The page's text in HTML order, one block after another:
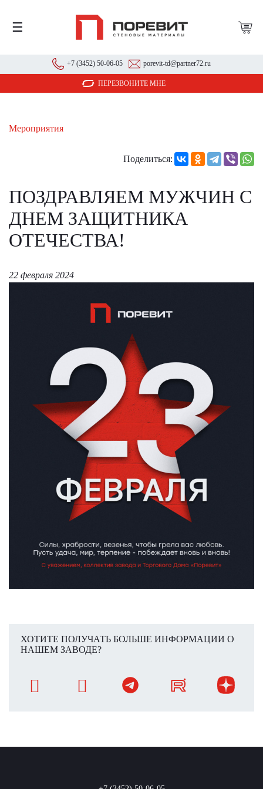
☰
+7 (3452) 50-06-05 porevit-td@partner72.ru
ПЕРЕЗВОНИТЕ МНЕ
Мероприятия
Поделиться:
ПОЗДРАВЛЯЕМ МУЖЧИН С
ДНЕМ ЗАЩИТНИКА
ОТЕЧЕСТВА!
22 февраля 2024
ХОТИТЕ ПОЛУЧАТЬ БОЛЬШЕ ИНФОРМАЦИИ О
НАШЕМ ЗАВОДЕ?